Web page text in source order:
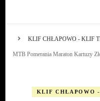
KLIF CHŁAPOWO - KLIF
MTB Pomerania Maraton Kartuzy
KLIF CHŁAPOWO